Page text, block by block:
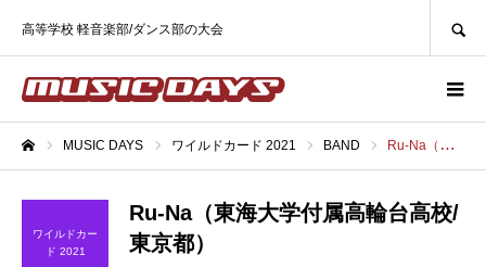
高等学校 軽音楽部/ダンス部の大会
MUSIC DAYS ワイルドカード 2021 BAND Ru-Na（東海大学付属高輪台高校/東京都）
ワイルドカー
ド 2021
Ru-Na（東海大学付属高輪台高校/
東京都）